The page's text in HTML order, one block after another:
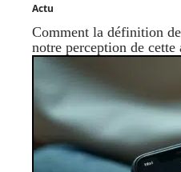
Actu
Comment la définition
notre perception de cette